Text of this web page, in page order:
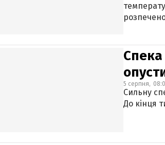
Спека
5 серпня,
Сильну
До кінця